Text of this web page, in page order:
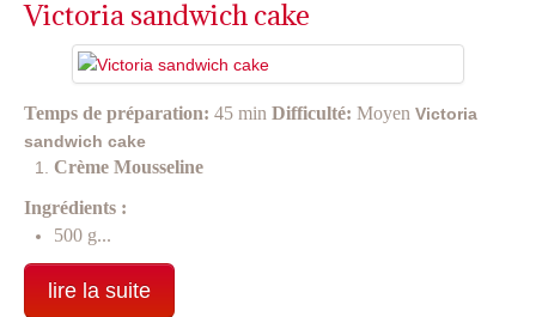
Victoria sandwich cake
Temps de préparation: 45 min Difficulté: Moyen Victoria
sandwich cake
Crème Mousseline
Ingrédients :
500 g...
lire la suite